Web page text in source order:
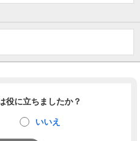
役に立ちましたか？
いいえ